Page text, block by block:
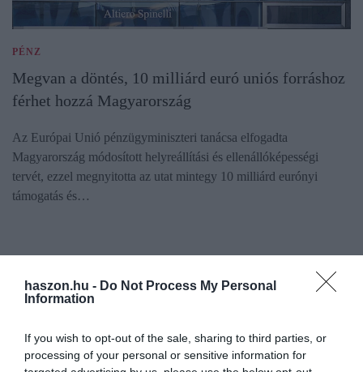
haszon.hu - Do Not Process My Personal
Information
If you wish to opt-out of the sale, sharing to third parties, or
processing of your personal or sensitive information for
PÉNZ
Megvan a döntés, 10 milliárd euró uniós forráshoz
férhet hozzá Magyarország
Az Európai Unió pénzügyminiszteri tanácsa elfogadta
Magyarország módosított helyreállítási és ellenállóképességi
tervét, ezzel megnyitotta az utat mintegy 10 milliárd eurónyi
támogatás és…